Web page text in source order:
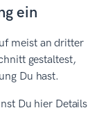
ein
meist an dritter
gestaltest,
Du hast.
Du hier Details